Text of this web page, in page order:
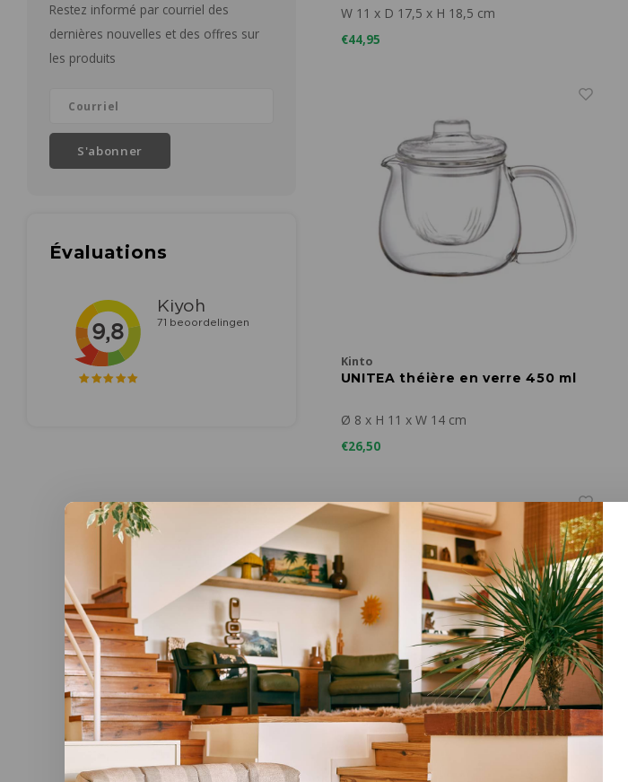
Restez informé par courriel des
dernières nouvelles et des offres sur
les produits
S'abonner
Évaluations
W 11 x D 17,5 x H 18,5 cm
€44,95
Kinto
UNITEA théière en verre 450 ml
Ø 8 x H 11 x W 14 cm
€26,50
Kinto